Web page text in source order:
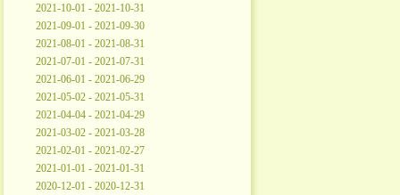
2021-10-01 - 2021-10-31
2021-09-01 - 2021-09-30
2021-08-01 - 2021-08-31
2021-07-01 - 2021-07-31
2021-06-01 - 2021-06-29
2021-05-02 - 2021-05-31
2021-04-04 - 2021-04-29
2021-03-02 - 2021-03-28
2021-02-01 - 2021-02-27
2021-01-01 - 2021-01-31
2020-12-01 - 2020-12-31